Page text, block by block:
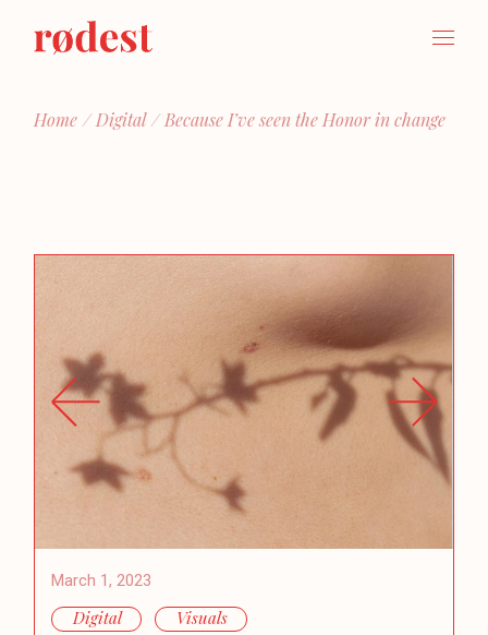
Home Digital Because I’ve seen the Honor in change
March 1, 2023
Digital Visuals